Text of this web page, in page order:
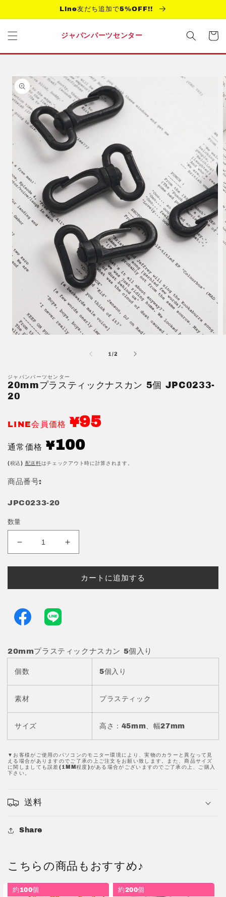
進む
Line友だち追加で5%OFF!!
ジャパンパーツセンター
ー
商品情
報にス
キップ
で
メ
デ
(1)
を
く
1/の
2
ジャパンパーツセンター
20mmプラスティックナスカン 5個 JPC0233-
20
LINE会員価格 ¥95
通常価格
通
常
価
¥100
(税込) 配送料はチェックアウト時に計算されます。
商品番号:
JPC0233-20
数量
20mm
ィ
ッ
ス
カ
個
JPC0233-
20
量
を
ら
す
20mm
ス
JPC0233-
量
を
カートに追加する
20mmプラスティックナスカン 5個入り
個数 5個入り
素材 プラスティック
サイズ 高さ：45mm、幅27mm
▼お客様がご使用のパソコンのモニター環境により、実物のカラーと異なって見
える場合がありますのでご了承の上ご注文をお願い致します。また、商品サイズ
に関しましても誤差(1MM程度)がある場合がございますのでご了承の上、ご購入
下さい。
送料
Share
こちらの商品もおすすめ♪
約100個 約200個